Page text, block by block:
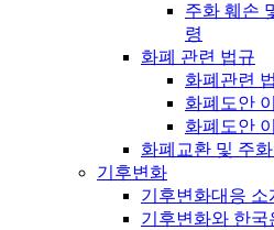
주화 훼손
령
화폐 관련 법규
화폐관련
화폐도안
화폐도안
화폐교환 및 주
기후변화
기후변화대응 소
기후변화와 한국